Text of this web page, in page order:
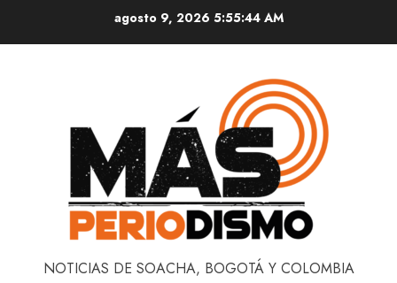
agosto 9, 2026 5:55:44 AM
NOTICIAS DE SOACHA, BOGOTÁ Y COLOMBIA